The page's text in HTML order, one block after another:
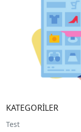
KATEGORİLER
Test